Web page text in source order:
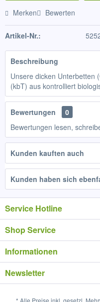
Merken Bewerten
Artikel-Nr.:
Beschreibung
Unsere dicken Unterbetten
(kbT) aus kontrolliert
Bewertungen
0
Bewertungen lesen,
Kunden kauften auch
Kunden haben sich
Service Hotline
Shop Service
Informationen
Newsletter